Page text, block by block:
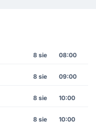
8 sie 08:00
8 sie 09:00
8 sie 10:00
8 sie 10:00